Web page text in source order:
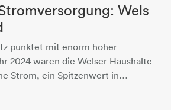
Wels
punktet mit enorm hoher
2024 waren die Welser Haushalte
Strom, ein Spitzenwert in…